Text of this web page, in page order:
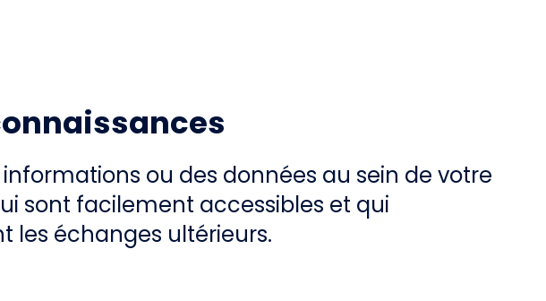
informations ou des données au sein de votre
sont facilement accessibles et qui
les échanges ultérieurs.